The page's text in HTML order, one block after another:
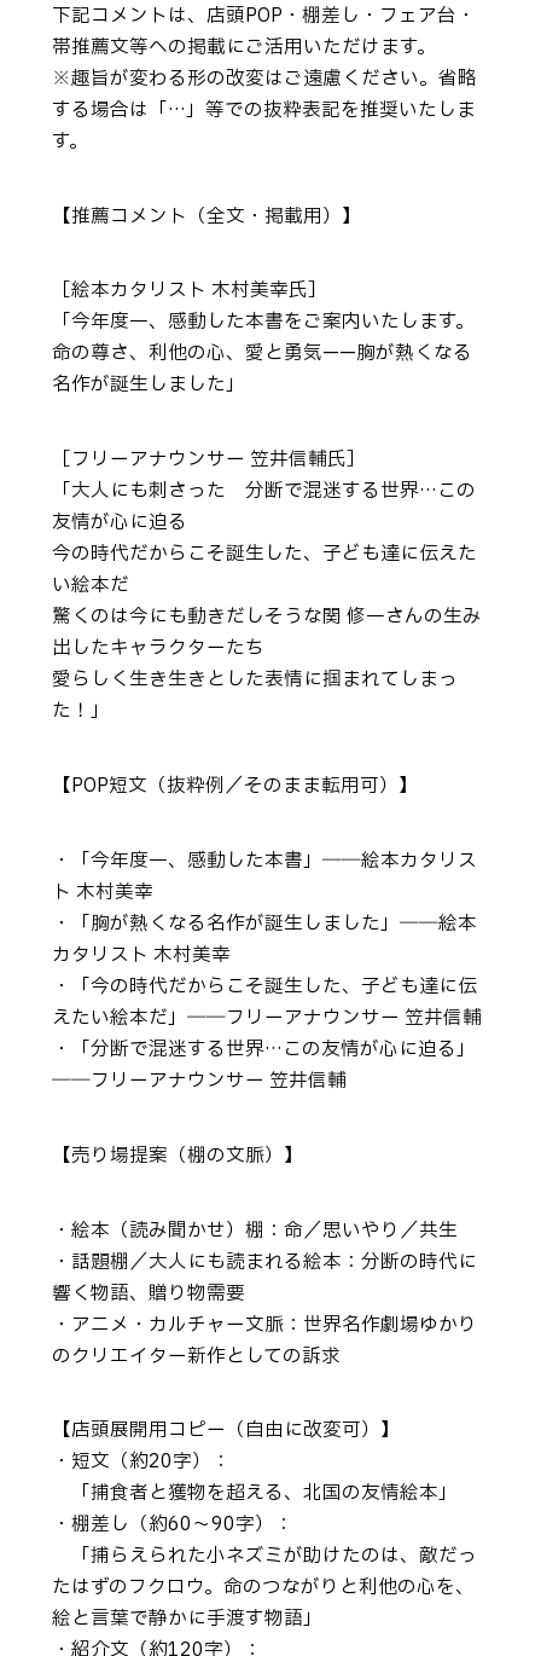
下記コメントは、店頭POP・棚差し・フェア台・
帯推薦文等への掲載にご活用いただけます。
※趣旨が変わる形の改変はご遠慮ください。省略
する場合は「…」等での抜粋表記を推奨いたしま
す。
【推薦コメント（全文・掲載用）】
［絵本カタリスト 木村美幸氏］
「今年度一、感動した本書をご案内いたします。
命の尊さ、利他の心、愛と勇気——胸が熱くなる
名作が誕生しました」
［フリーアナウンサー 笠井信輔氏］
「大人にも刺さった 分断で混迷する世界…この
友情が心に迫る
今の時代だからこそ誕生した、子ども達に伝えた
い絵本だ
驚くのは今にも動きだしそうな関 修一さんの生み
出したキャラクターたち
愛らしく生き生きとした表情に掴まれてしまっ
た！」
【POP短文（抜粋例／そのまま転用可）】
・「今年度一、感動した本書」――絵本カタリス
ト 木村美幸
・「胸が熱くなる名作が誕生しました」――絵本
カタリスト 木村美幸
・「今の時代だからこそ誕生した、子ども達に伝
えたい絵本だ」――フリーアナウンサー 笠井信輔
・「分断で混迷する世界…この友情が心に迫る」
――フリーアナウンサー 笠井信輔
【売り場提案（棚の文脈）】
・絵本（読み聞かせ）棚：命／思いやり／共生
・話題棚／大人にも読まれる絵本：分断の時代に
響く物語、贈り物需要
・アニメ・カルチャー文脈：世界名作劇場ゆかり
のクリエイター新作としての訴求
【店頭展開用コピー（自由に改変可）】
・短文（約20字）：
「捕食者と獲物を超える、北国の友情絵本」
・棚差し（約60～90字）：
「捕らえられた小ネズミが助けたのは、敵だっ
たはずのフクロウ。命のつながりと利他の心を、
絵と言葉で静かに手渡す物語」